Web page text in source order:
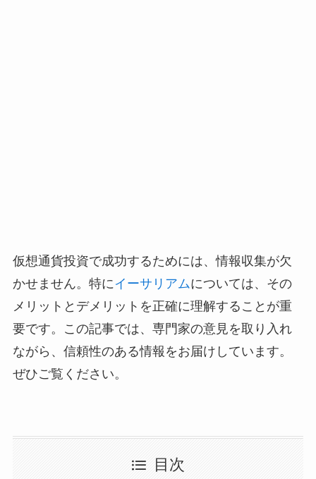
仮想通貨投資で成功するためには、情報収集が欠
かせません。特にイーサリアムについては、その
メリットとデメリットを正確に理解することが重
要です。この記事では、専門家の意見を取り入れ
ながら、信頼性のある情報をお届けしています。
ぜひご覧ください。
目次